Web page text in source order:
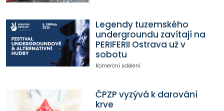
Legendy tuzemského
undergroundu zavítají na
PERIFERII Ostrava už v
sobotu
Komerční sdělení
ČPZP vyzývá k darování
krve